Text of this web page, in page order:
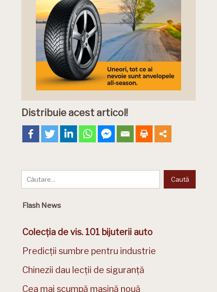
Distribuie acest articol!
Flash News
Colecția de vis. 101 bijuterii auto
Predicții sumbre pentru industrie
Chinezii dau lecții de siguranță
Cea mai scumpă mașină nouă